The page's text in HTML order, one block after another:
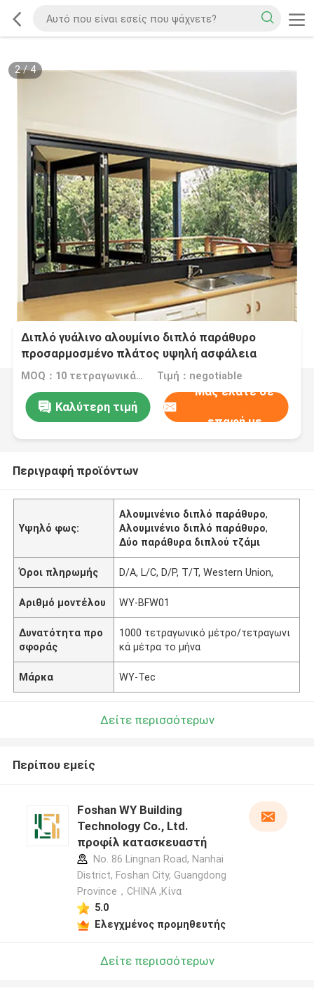
2/4
Διπλό γυάλινο αλουμίνιο διπλό παράθυρο
προσαρμοσμένο πλάτος υψηλή ασφάλεια
MOQ：10 τετραγωνικά μέτρα Τιμή：negotiable
Καλύτερη τιμή
Μας ελάτε σε
επαφή με
Περιγραφή προϊόντων
Υψηλό φως:
Αλουμινένιο διπλό παράθυρο,
Αλουμινένιο διπλό παράθυρο,
Δύο παράθυρα διπλού τζάμι
Όροι πληρωμής D/A, L/C, D/P, T/T, Western Union,
Αριθμό μοντέλου WY-BFW01
Δυνατότητα προ
σφοράς
1000 τετραγωνικό μέτρο/τετραγωνι
κά μέτρα το μήνα
Μάρκα WY-Tec
Δείτε περισσότερων
Περίπου εμείς
Foshan WY Building
Technology Co., Ltd.
προφίλ κατασκευαστή
No. 86 Lingnan Road, Nanhai
District, Foshan City, Guangdong
Province，CHINA ,Κίνα
5.0
Ελεγχμένος προμηθευτής
Δείτε περισσότερων